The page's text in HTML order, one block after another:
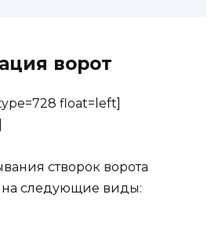
ворот
float=left]
створок ворота
на следующие виды: